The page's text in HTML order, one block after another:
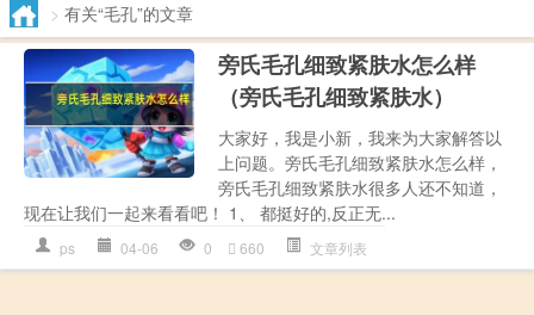
> 有关“毛孔”的文章
旁氏毛孔细致紧肤水怎么样
（旁氏毛孔细致紧肤水）
大家好，我是小新，我来为大家解答以
上问题。旁氏毛孔细致紧肤水怎么样，
旁氏毛孔细致紧肤水很多人还不知道，
现在让我们一起来看看吧！ 1、 都挺好的,反正无...
ps 04-06 0 660 文章列表